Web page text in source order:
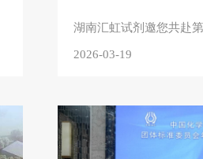
湖南汇虹试剂邀您共赴
2026-03-19